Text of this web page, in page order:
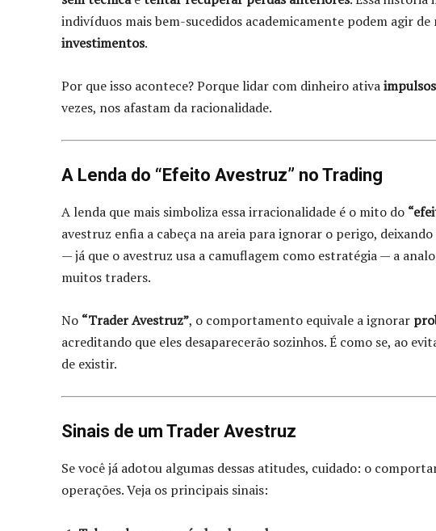
indivíduos mais bem-sucedidos academicamente podem agir
investimentos.
Por que isso acontece? Porque lidar com dinheiro ativa
vezes, nos afastam da racionalidade.
A Lenda do “Efeito Avestruz” no Trading
A lenda que mais simboliza essa irracionalidade é o mito do
avestruz enfia a cabeça na areia para ignorar o perigo,
— já que o avestruz usa a camuflagem como estratégia — a
muitos traders.
No “Trader Avestruz”, o comportamento equivale a ignorar
acreditando que eles desaparecerão sozinhos. É como se, ao
de existir.
Sinais de um Trader Avestruz
Se você já adotou algumas dessas atitudes, cuidado: o
operações. Veja os principais sinais: